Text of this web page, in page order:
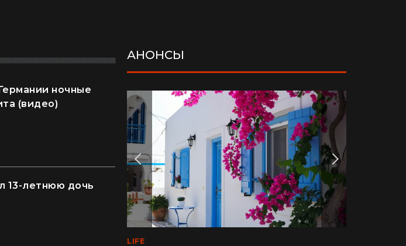
ночные
(видео)
13-летнюю дочь
АНОНСЫ
LIFE
LIFE